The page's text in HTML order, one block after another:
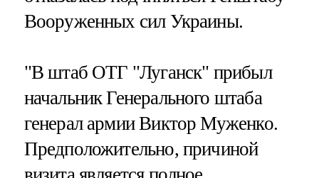
Вооруженных сил Украины.
"В штаб ОТГ "Луганск" прибыл
начальник Генерального штаба
генерал армии Виктор Муженко.
Предположительно, причиной